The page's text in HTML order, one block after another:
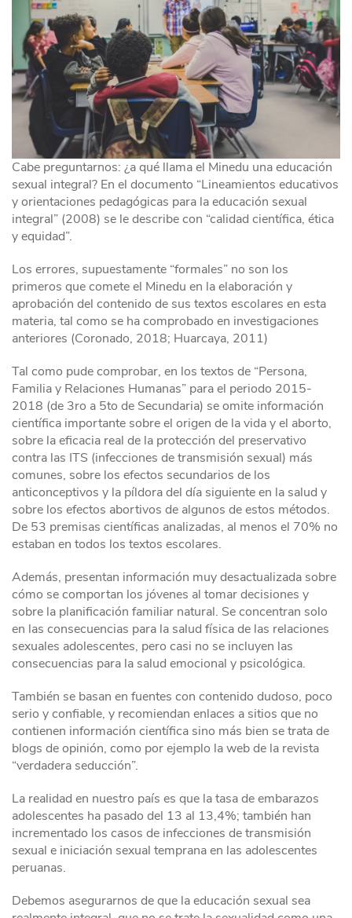
Cabe preguntarnos: ¿a qué llama el Minedu una educación
sexual integral? En el documento “Lineamientos educativos
y orientaciones pedagógicas para la educación sexual
integral” (2008) se le describe con “calidad científica, ética
y equidad”.
Los errores, supuestamente “formales” no son los
primeros que comete el Minedu en la elaboración y
aprobación del contenido de sus textos escolares en esta
materia, tal como se ha comprobado en investigaciones
anteriores (Coronado, 2018; Huarcaya, 2011)
Tal como pude comprobar, en los textos de “Persona,
Familia y Relaciones Humanas” para el periodo 2015-
2018 (de 3ro a 5to de Secundaria) se omite información
científica importante sobre el origen de la vida y el aborto,
sobre la eficacia real de la protección del preservativo
contra las ITS (infecciones de transmisión sexual) más
comunes, sobre los efectos secundarios de los
anticonceptivos y la píldora del día siguiente en la salud y
sobre los efectos abortivos de algunos de estos métodos.
De 53 premisas científicas analizadas, al menos el 70% no
estaban en todos los textos escolares.
Además, presentan información muy desactualizada sobre
cómo se comportan los jóvenes al tomar decisiones y
sobre la planificación familiar natural. Se concentran solo
en las consecuencias para la salud física de las relaciones
sexuales adolescentes, pero casi no se incluyen las
consecuencias para la salud emocional y psicológica.
También se basan en fuentes con contenido dudoso, poco
serio y confiable, y recomiendan enlaces a sitios que no
contienen información científica sino más bien se trata de
blogs de opinión, como por ejemplo la web de la revista
“verdadera seducción”.
La realidad en nuestro país es que la tasa de embarazos
adolescentes ha pasado del 13 al 13,4%; también han
incrementado los casos de infecciones de transmisión
sexual e iniciación sexual temprana en las adolescentes
peruanas.
Debemos asegurarnos de que la educación sexual sea